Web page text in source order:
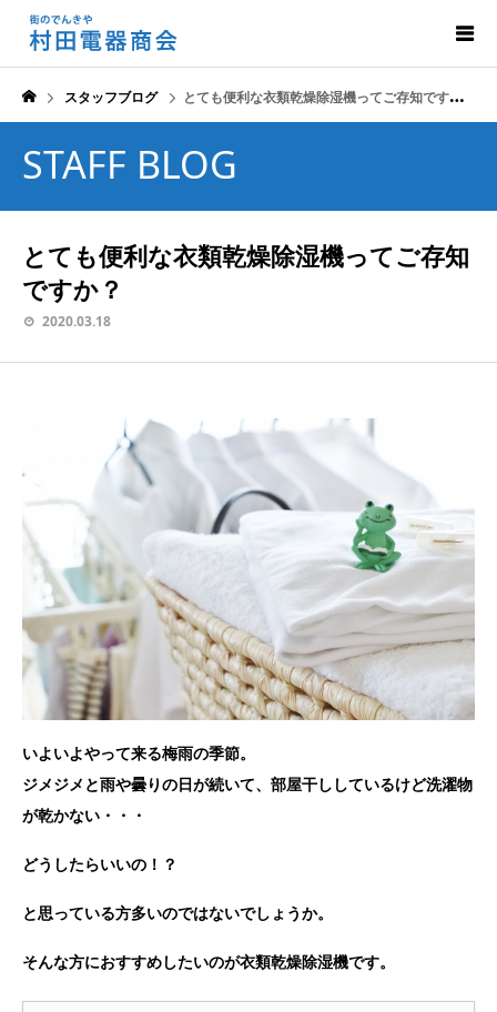
スタッフブログ とても便利な衣類乾燥除湿機ってご存知ですか？
STAFF BLOG
とても便利な衣類乾燥除湿機ってご存知
ですか？
2020.03.18
いよいよやって来る梅雨の季節。
ジメジメと雨や曇りの日が続いて、部屋干ししているけど洗濯物
が乾かない・・・
どうしたらいいの！？
と思っている方多いのではないでしょうか。
そんな方におすすめしたいのが衣類乾燥除湿機です。